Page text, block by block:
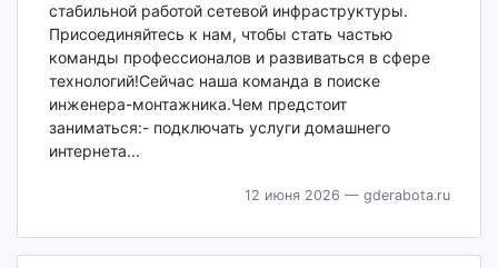
стабильной работой сетевой инфраструктуры.
Присоединяйтесь к нам, чтобы стать частью
команды профессионалов и развиваться в сфере
технологий!Сейчас наша команда в поиске
инженера-монтажника.Чем предстоит
заниматься:- подключать услуги домашнего
интернета...
12 июня 2026 — gderabota.ru